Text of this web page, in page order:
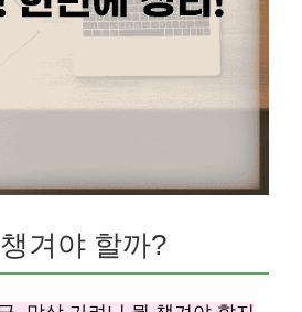
겨야 할까?